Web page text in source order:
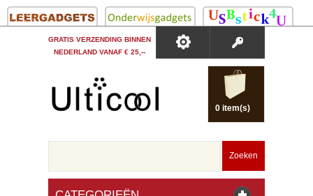
GRATIS VERZENDING BINNEN
NEDERLAND VANAF € 25,--
0 item(s)
Zoeken